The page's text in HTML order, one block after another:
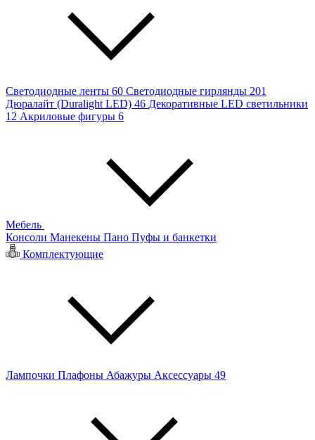
Светодиодные ленты 60 Светодиодные гирлянды 201
Дюралайт (Duralight LED) 46 Декоративные LED светильники
12 Акриловые фигуры 6
Мебель
Консоли Манекены Пано Пуфы и банкетки
Комплектующие
Лампочки Плафоны Абажуры Аксессуары 49